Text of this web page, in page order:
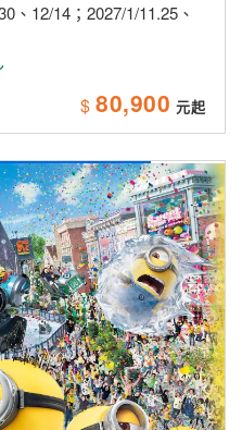
、12/14；2027/1/11.25、
$ 80,900